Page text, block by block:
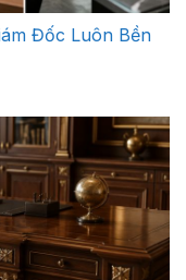
Đốc Luôn Bền